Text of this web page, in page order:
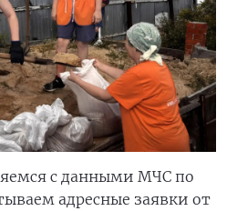
с данными МЧС по
адресные заявки от